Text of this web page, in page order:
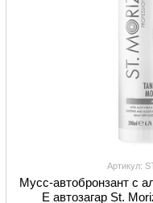
Артикул:
Мусс-автобронзант с
Е автозагар St.